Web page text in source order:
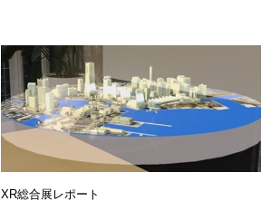
XR総合展レポート